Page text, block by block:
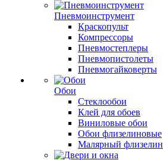
Пневмоинструмент
Краскопульт
Компрессоры
Пневмостеплеры
Пневмопистолеты
Пневмогайковерты
Обои
Стеклообои
Клей для обоев
Виниловые обои
Обои флизелиновые
Малярный флизелин